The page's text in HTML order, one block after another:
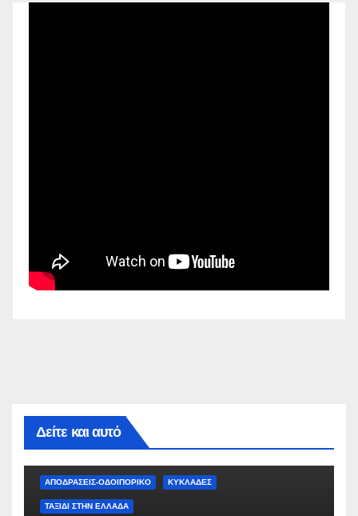
Δείτε και αυτό
ΑΠΟΔΡΑΣΕΙΣ-ΟΔΟΙΠΟΡΙΚΟ ΚΥΚΛΑΔΕΣ
ΤΑΞΊΔΙ ΣΤΗΝ ΕΛΛΆΔΑ